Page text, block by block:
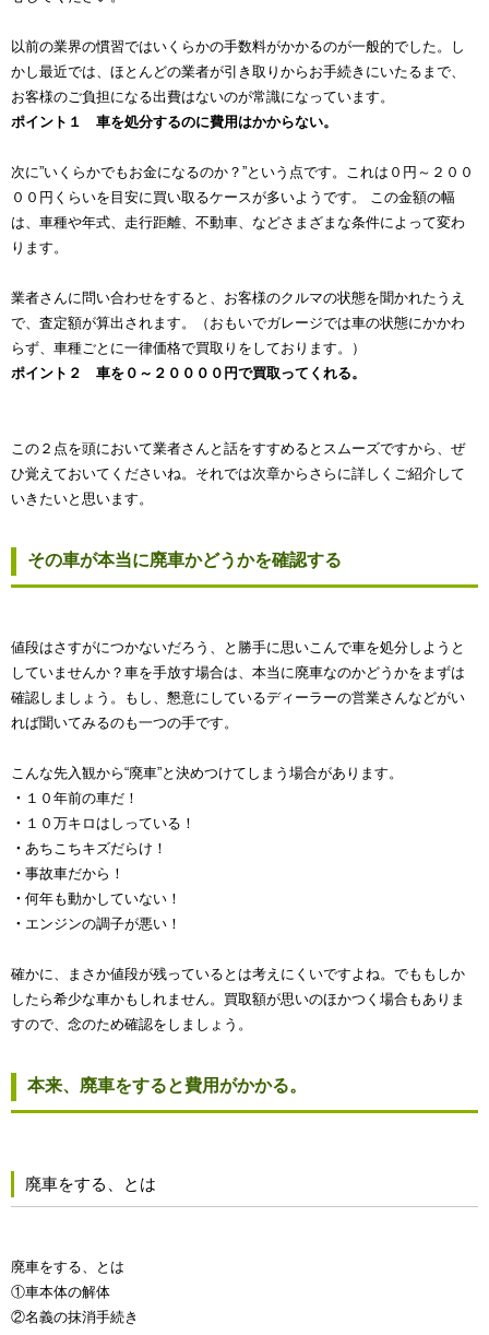
以前の業界の慣習ではいくらかの手数料がかかるのが一般的でした。し
かし最近では、ほとんどの業者が引き取りからお手続きにいたるまで、
お客様のご負担になる出費はないのが常識になっています。
ポイント１ 車を処分するのに費用はかからない。
次に”いくらかでもお金になるのか？”という点です。これは０円～２００
００円くらいを目安に買い取るケースが多いようです。 この金額の幅
は、車種や年式、走行距離、不動車、などさまざまな条件によって変わ
ります。
業者さんに問い合わせをすると、お客様のクルマの状態を聞かれたうえ
で、査定額が算出されます。（おもいでガレージでは車の状態にかかわ
らず、車種ごとに一律価格で買取りをしております。）
ポイント２ 車を０～２００００円で買取ってくれる。
この２点を頭において業者さんと話をすすめるとスムーズですから、ぜ
ひ覚えておいてくださいね。それでは次章からさらに詳しくご紹介して
いきたいと思います。
その車が本当に廃車かどうかを確認する
値段はさすがにつかないだろう、と勝手に思いこんで車を処分しようと
していませんか？車を手放す場合は、本当に廃車なのかどうかをまずは
確認しましょう。もし、懇意にしているディーラーの営業さんなどがい
れば聞いてみるのも一つの手です。
こんな先入観から“廃車”と決めつけてしまう場合があります。
・ １０年前の車だ！
・ １０万キロはしっている！
・ あちこちキズだらけ！
・ 事故車だから！
・ 何年も動かしていない！
・ エンジンの調子が悪い！
確かに、まさか値段が残っているとは考えにくいですよね。でももしか
したら希少な車かもしれません。買取額が思いのほかつく場合もありま
すので、念のため確認をしましょう。
本来、廃車をすると費用がかかる。
廃車をする、とは
廃車をする、とは
①車本体の解体
②名義の抹消手続き